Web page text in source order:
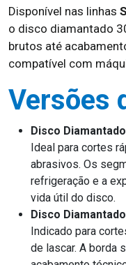
Disponível nas linhas
o disco diamantado
brutos até
compatível com
Versões
Disco
Ideal para cortes
abrasivos. Os
refrigeração e a
vida útil do disco.
Disco
Indicado para
de lascar. A borda